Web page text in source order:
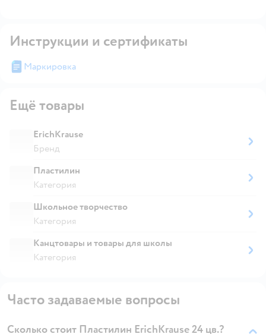
Инструкции и сертификаты
Маркировка
Ещё товары
ErichKrause
Бренд
Пластилин
Категория
Школьное творчество
Категория
Канцтовары и товары для школы
Категория
Часто задаваемые вопросы
Сколько стоит Пластилин ErichKrause 24 цв.?